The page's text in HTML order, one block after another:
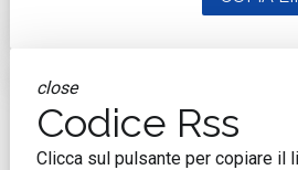
close
Codice Rss
Clicca sul pulsante per copiare il